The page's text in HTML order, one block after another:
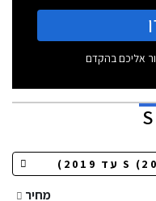
אליכם בהקדם
מחיר